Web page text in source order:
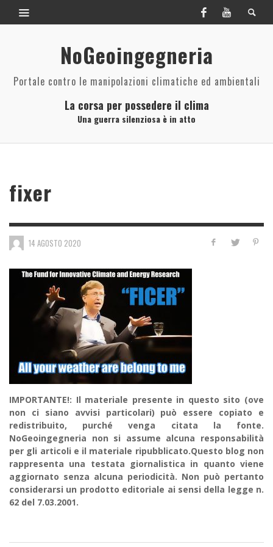
NoGeoingegneria
Portale contro le manipolazioni climatiche ed ambientali
La corsa per possedere il clima
Una guerra silenziosa è in atto
fixer
14 AGOSTO 2020
IMPORTANTE!: Il materiale presente in questo sito (ove
non ci siano avvisi particolari) può essere copiato e
redistribuito, purché venga citata la fonte.
NoGeoingegneria non si assume alcuna responsabilità
per gli articoli e il materiale ripubblicato.Questo blog non
rappresenta una testata giornalistica in quanto viene
aggiornato senza alcuna periodicità. Non può pertanto
considerarsi un prodotto editoriale ai sensi della legge n.
62 del 7.03.2001.